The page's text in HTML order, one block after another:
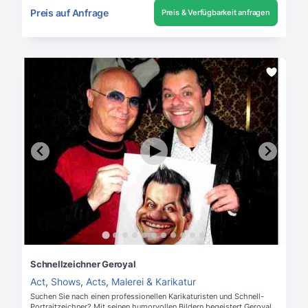
Preis auf Anfrage Preis & Verfügbarkeit anfragen
Schnellzeichner Geroyal
Act, Shows, Acts, Malerei & Karikatur
Suchen Sie nach einen professionellen Karikaturisten und Schnell-